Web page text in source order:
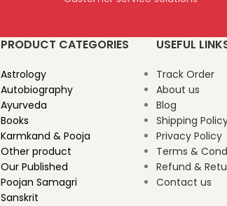
PRODUCT CATEGORIES
Astrology
Autobiography
Ayurveda
Books
Karmkand & Pooja
Other product
Our Published
Poojan Samagri
Sanskrit
USEFUL
Track Order
About us
Blog
Shipping
Privacy Policy
Terms &
Refund &
Contact us